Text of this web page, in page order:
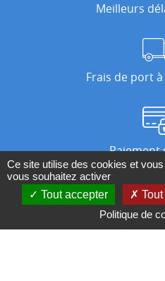
Meilleurs
Frais de port
Paiement
Nos
Ce site utilise des cookies et
vous souhaitez activer
Tout accepter
Politique de